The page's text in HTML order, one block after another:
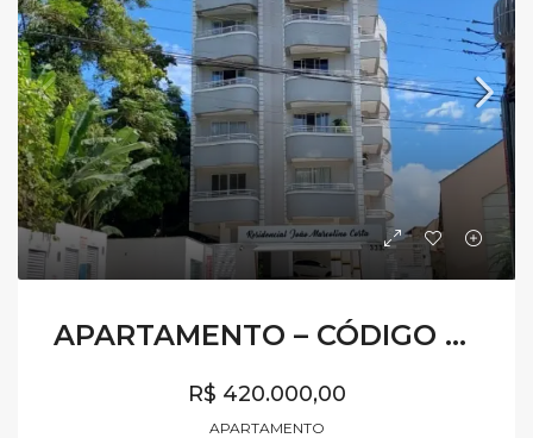
APARTAMENTO – CÓDIGO AV546
R$ 420.000,00
APARTAMENTO